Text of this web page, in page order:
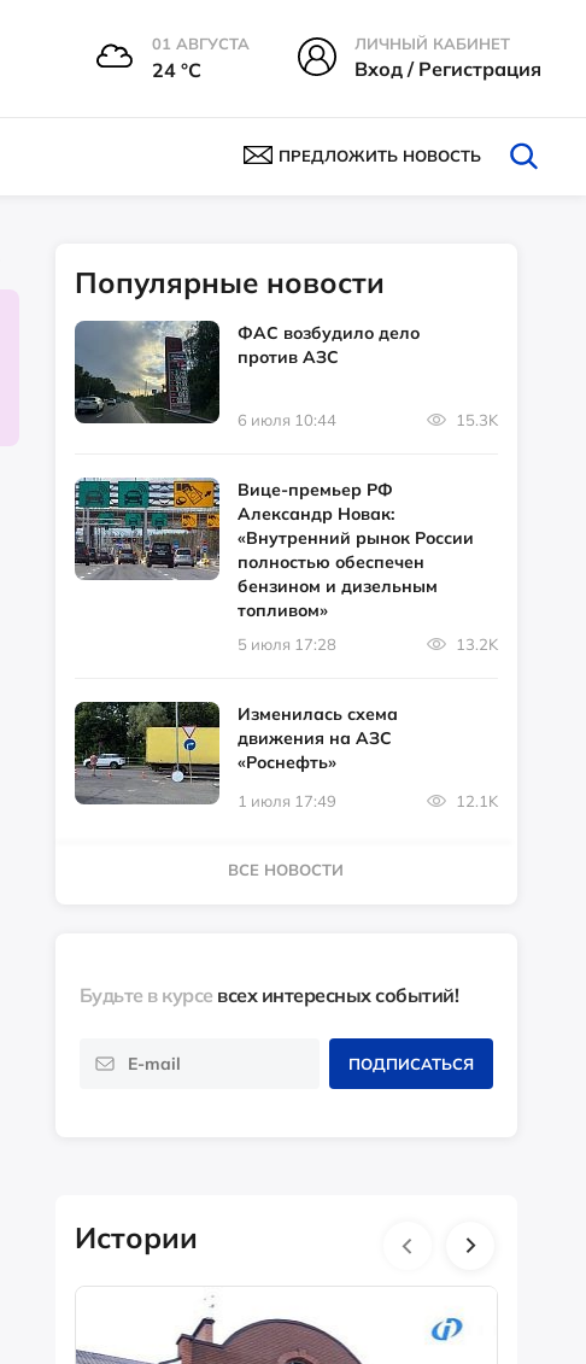
01 АВГУСТА
24 °С
ЛИЧНЫЙ КАБИНЕТ
Вход / Регистрация
ПРЕДЛОЖИТЬ НОВОСТЬ
Популярные новости
ФАС возбудило дело
против АЗС
6 июля 10:44 15.3K
Вице-премьер РФ
Александр Новак:
«Внутренний рынок России
полностью обеспечен
бензином и дизельным
топливом»
5 июля 17:28 13.2K
Изменилась схема
движения на АЗС
«Роснефть»
1 июля 17:49 12.1K
ВСЕ НОВОСТИ
Будьте в курсе всех интересных событий!
ПОДПИСАТЬСЯ
Истории